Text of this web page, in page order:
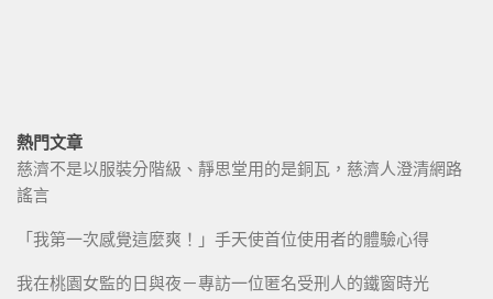
熱門文章
慈濟不是以服裝分階級、靜思堂用的是銅瓦，慈濟人澄清網路
謠言
「我第一次感覺這麼爽！」手天使首位使用者的體驗心得
我在桃園女監的日與夜－專訪一位匿名受刑人的鐵窗時光